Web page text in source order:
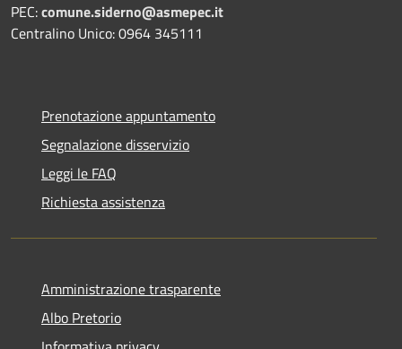
PEC:comune.siderno@asmepec.it
Centralino Unico: 0964 345111
Prenotazione appuntamento
Segnalazione disservizio
Leggi le FAQ
Richiesta assistenza
Amministrazione trasparente
Albo Pretorio